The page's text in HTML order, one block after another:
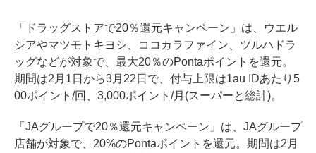
「ドラッグストアで20％還元キャンペーン」は、ウエル
シアやマツモトキヨシ、ココカラファイン、ツルハドラ
ッグなどが対象で、最大20％のPontaポイントを還元。
期間は2月1日から3月22日で、付与上限は1au IDあたり5
00ポイント/回、3,000ポイント/月(スーパーと総計)。
「JAグループで20％還元キャンペーン」は、JAグループ
店舗が対象で、20%のPontaポイントを還元。期間は2月